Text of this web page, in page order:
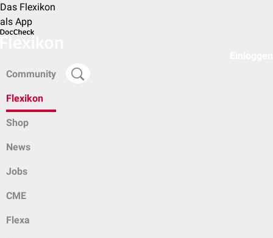
Das Flexikon
als App
Community
Flexikon
Shop
News
Jobs
CME
Flexa